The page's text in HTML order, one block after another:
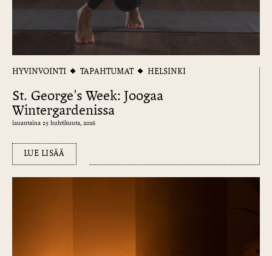
HYVINVOINTI TAPAHTUMAT HELSINKI
St. George's Week: Joogaa
Wintergardenissa
lauantaina 25 huhtikuuta, 2026
LUE LISÄÄ